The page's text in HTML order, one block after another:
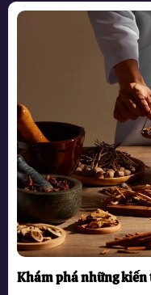
Khám phá những kiến